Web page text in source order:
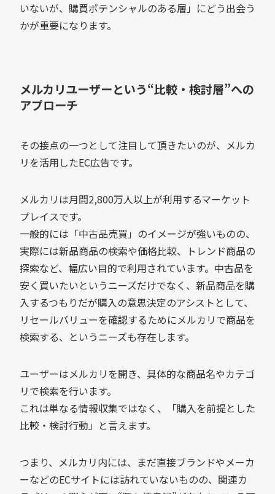
いないが、購買ポテンシャルのある層」にどう出会う
かが重要になります。
メルカリユーザーという“比較・検討層”への
アプローチ
その接点の一つとして注目して頂きたいのが、メルカ
リを活用したEC広告です。
メルカリは月間2,800万人以上が利用するマーケット
プレイスです。
一般的には「中古品売買」のイメージが強いものの、
実際には新品商品の検索や価格比較、トレンド商品の
探索など、幅広い目的で利用されています。中古品を
安く買いたいというニーズだけでなく、新品商品を購
入するつもりだが購入の意思決定のアシストとして、
リセールバリューを確認するためにメルカリで商品を
検索する、というニーズも存在します。
ユーザーはメルカリを開き、具体的な商品名やカテゴ
リで検索を行います。
これは単なる情報収集ではなく、「購入を前提とした
比較・検討行動」と言えます。
つまり、メルカリ内には、まだ直接ブランドやメーカ
ーなどのECサイトには訪れていないものの、関連カ